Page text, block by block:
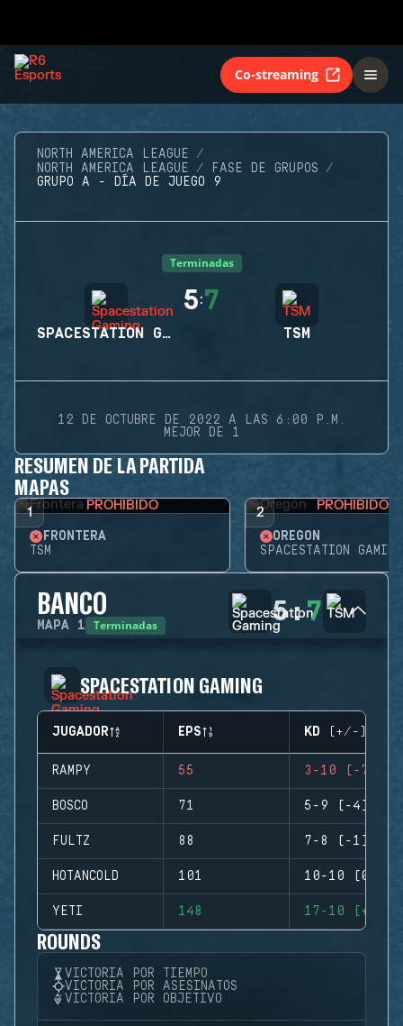
Co-streaming
NORTH AMERICA LEAGUE
NORTH AMERICA LEAGUE
FASE DE GRUPOS
GRUPO A - DÍA DE JUEGO 9
Terminadas
SPACESTATION GAMING
5:7
TSM
12 DE OCTUBRE DE 2022 A LAS 6:00 P.M.
MEJOR DE 1
RESUMEN DE LA PARTIDA
MAPAS
1 PROHIBIDO
FRONTERA
TSM
2 PROHIBIDO
OREGÓN
SPACESTATION GAMING
BANCO
MAPA 1 Terminadas 5:7
SPACESTATION GAMING
JUGADOR EPS KD (+/-)
RAMPY 55 3-10 (-7)
BOSCO 71 5-9 (-4)
FULTZ 88 7-8 (-1)
HOTANCOLD 101 10-10 (0)
YETI 148 17-10 (+7)
ROUNDS
VICTORIA POR TIEMPO
VICTORIA POR ASESINATOS
VICTORIA POR OBJETIVO